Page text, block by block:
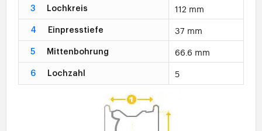
3 Lochkreis 112 mm
4 Einpresstiefe 37 mm
5 Mittenbohrung 66.6 mm
6 Lochzahl 5